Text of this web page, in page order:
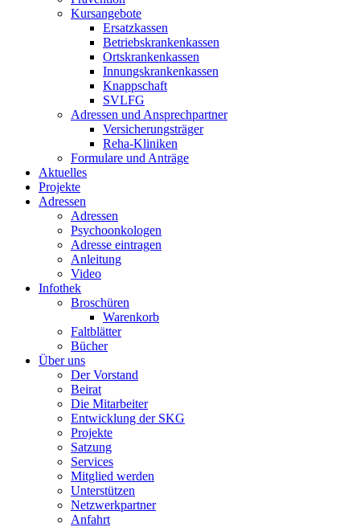
Kursangebote
Ersatzkassen
Betriebskrankenkassen
Ortskrankenkassen
Innungskrankenkassen
Knappschaft
SVLFG
Adressen und Ansprechpartner
Versicherungsträger
Reha-Kliniken
Formulare und Anträge
Aktuelles
Projekte
Adressen
Adressen
Psychoonkologen
Adresse eintragen
Anleitung
Video
Infothek
Broschüren
Warenkorb
Faltblätter
Bücher
Über uns
Der Vorstand
Beirat
Die Mitarbeiter
Entwicklung der SKG
Projekte
Satzung
Services
Mitglied werden
Unterstützen
Netzwerkpartner
Anfahrt